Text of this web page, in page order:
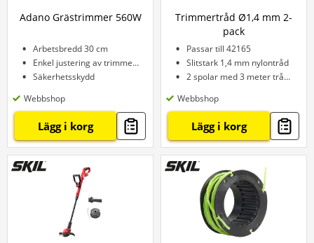
Adano Grästrimmer 560W
Arbetsbredd 30 cm
Enkel justering av trimmertråd
Säkerhetsskydd
Webbshop
Lägg i korg
Trimmertråd Ø1,4 mm 2-
pack
Passar till 42165
Slitstark 1,4 mm nylontråd
2 spolar med 3 meter tråd per spole
Webbshop
Lägg i korg